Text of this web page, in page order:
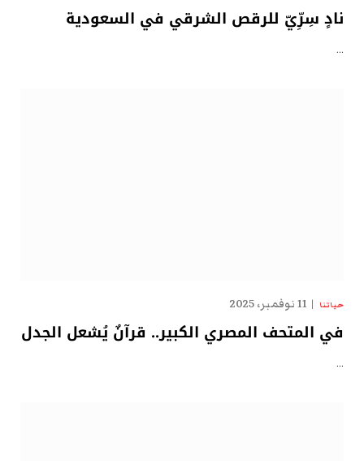
نادٍ سِرِّيّ للرقص الشرقي في السعودية
…
حياتنا 11 نوفمبر، 2025
في المتحف المصري الكبير.. قرآنٌ يُشعل الجدل
…